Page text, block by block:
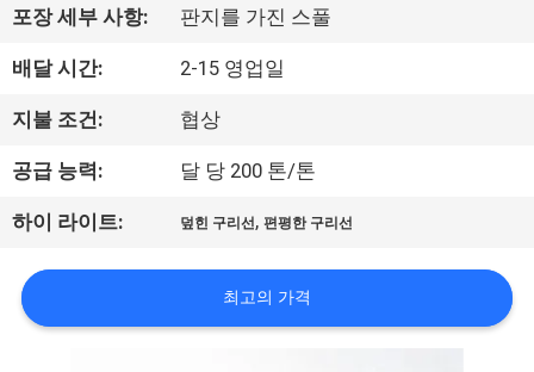
에
대
하
여
장
포장 세부 사항: 판지를 가진 스풀
배달 시간: 2-15 영업일
지불 조건: 협상
공급 능력: 달 당 200 톤/톤
하이 라이트: 덮힌 구리선,편평한 구리선
최고의 가격